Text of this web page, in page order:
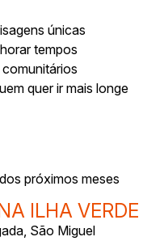
únicas
tempos
quer ir mais longe
próximos meses
ILHA VERDE
São Miguel